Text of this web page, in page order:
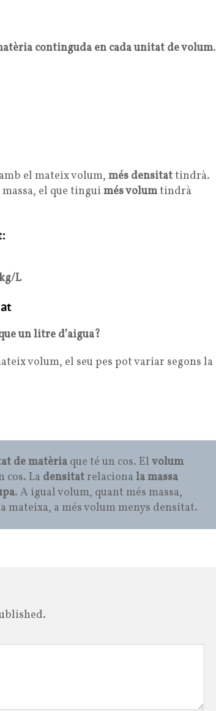
continguda en cada unitat de volum.
el mateix volum,més densitattindrà.
el que tinguimés volumtindrà
L
un litre d’aigua?
volum, el seu pes pot variar segons la
de matèriaque té un cos. El volum
cos. La densitatrelaciona la massa
. A igual volum, quant més massa,
mateixa, a més volum menys densitat.